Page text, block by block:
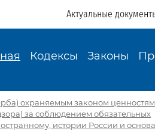
Актуальные
Кодексы Законы
охраняемым законом
за соблюдением обязательных
истории России и